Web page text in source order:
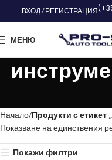
ВХОД / РЕГИСТРАЦИЯ
МЕНЮ
Начало Продукти с етикет
Показване на единствения
Покажи филтри